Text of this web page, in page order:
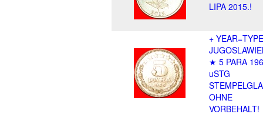
LIPA 2015.!
+
★ 5 PARA
uSTG
OHNE
VORBEHALT!